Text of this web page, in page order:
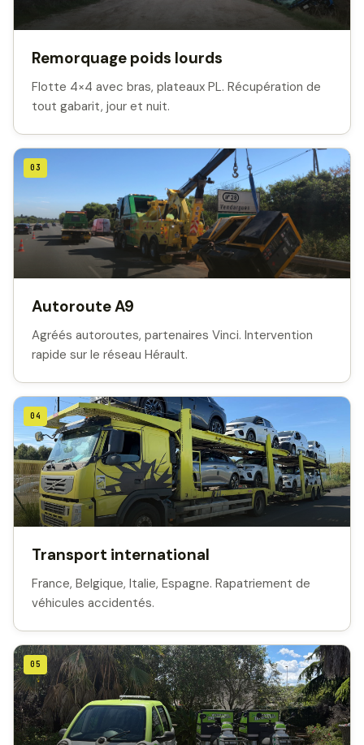
Remorquage poids lourds
Flotte 4×4 avec bras, plateaux PL. Récupération de
tout gabarit, jour et nuit.
03
Autoroute A9
Agréés autoroutes, partenaires Vinci. Intervention
rapide sur le réseau Hérault.
04
Transport international
France, Belgique, Italie, Espagne. Rapatriement de
véhicules accidentés.
05